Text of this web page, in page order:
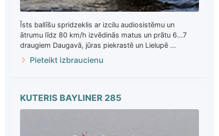
Īsts ballīšu spridzeklis ar izcilu audiosistēmu un
ātrumu līdz 80 km/h izvēdinās matus un prātu 6...7
draugiem Daugavā, jūras piekrastē un Lielupē ...
Pieteikt izbraucienu
KUTERIS BAYLINER 285